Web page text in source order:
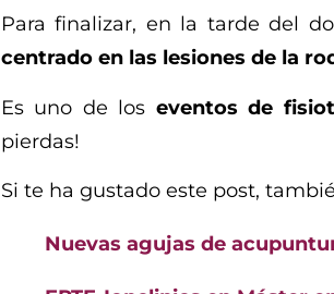
Para finalizar, en la tarde del
centrado en las lesiones de la
Es uno de los eventos de
pierdas!
Si te ha gustado este post,
Nuevas agujas de